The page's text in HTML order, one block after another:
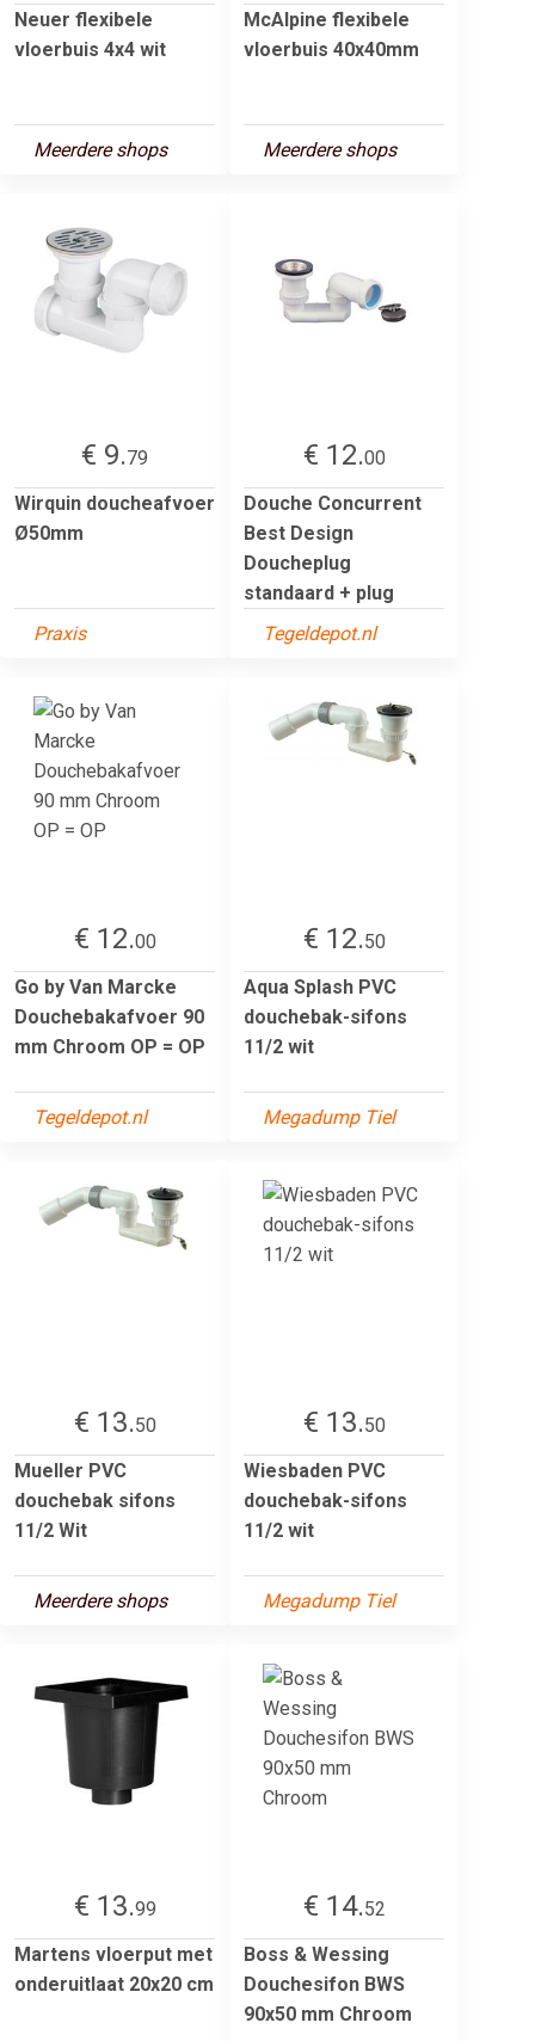
Neuer flexibele
vloerbuis 4x4 wit
Meerdere shops
McAlpine flexibele
vloerbuis 40x40mm
Meerdere shops
€ 9.79
Wirquin doucheafvoer
Ø50mm
Praxis
€ 12.00
Douche Concurrent
Best Design
Doucheplug
standaard + plug
Tegeldepot.nl
€ 12.00
Go by Van Marcke
Douchebakafvoer 90
mm Chroom OP = OP
Tegeldepot.nl
€ 12.50
Aqua Splash PVC
douchebak-sifons
11/2 wit
Megadump Tiel
€ 13.50
Mueller PVC
douchebak sifons
11/2 Wit
Meerdere shops
€ 13.50
Wiesbaden PVC
douchebak-sifons
11/2 wit
Megadump Tiel
€ 13.99
Martens vloerput met
onderuitlaat 20x20 cm
€ 14.52
Boss & Wessing
Douchesifon BWS
90x50 mm Chroom